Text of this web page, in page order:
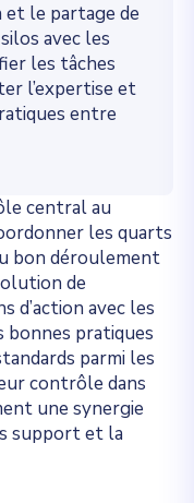
le partage de
avec les
les tâches
l’expertise et
entre
central au
les quarts
bon déroulement
de
d’action avec les
bonnes pratiques
parmi les
contrôle dans
une synergie
support et la